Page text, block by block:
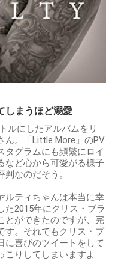
しまうほど溺愛
ルにしたアルバムをリ
ん。「Little More」のPV
タグラムにも頻繁にロイ
など心から可愛がる様子
なのだそう。
ルティちゃんは本当に幸
た2015年にクリス・ブラ
とができたのですが、完
す。それでもクリス・ブ
に喜びのツイートをして
こりしてしまいますよ